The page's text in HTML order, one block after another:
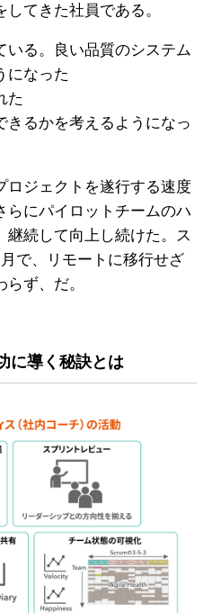
てきた社員である。
いる。良い品質のシステム
になった
た
きるかを考えるようになっ
ロジェクトを遂行する速度
らにパイロットチームのハ
継続して向上し続けた。ス
で、リモートに移行せざ
ず、だ。
に導く秘訣とは